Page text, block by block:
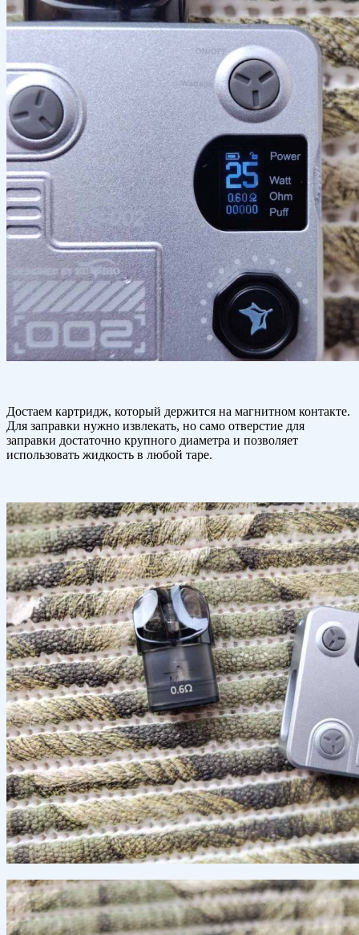
Достаем картридж, который держится на магнитном контакте.
Для заправки нужно извлекать, но само отверстие для
заправки достаточно крупного диаметра и позволяет
использовать жидкость в любой таре.